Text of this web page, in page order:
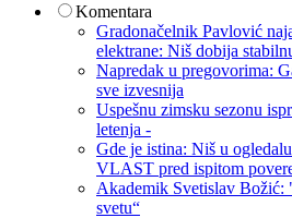
Komentara
Gradonačelnik Pavlović
elektrane: Niš dobija
Napredak u pregovorima:
sve izvesnija
Uspešnu zimsku sezonu
letenja -
Gde je istina: Niš u
VLAST pred ispitom
Akademik Svetislav
svetu“